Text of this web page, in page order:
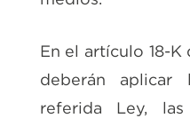
En el artículo 18-K
deberán
referida Ley,